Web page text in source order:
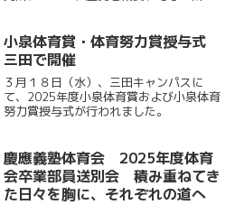
小泉体育賞・体育努力賞授与式
三田で開催
３月１８日（水）、三田キャンパスに
て、2025年度小泉体育賞および小泉体育
努力賞授与式が行われました。
慶應義塾体育会 2025年度体育
会卒業部員送別会 積み重ねてき
た日々を胸に、それぞれの道へ